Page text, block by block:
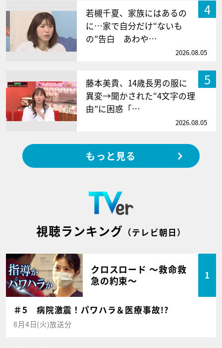
4
若槻千夏、家族にはあるの
に…家で自分だけ“ないも
の”告白 あわや…
2026.08.05
5
藤本美貴、14歳長男の服に
異変→聞かされた“4文字の理
由”に困惑「…
2026.08.05
もっと見る
視聴ランキング （テレビ朝日）
クロスロード ～救命救
急の約束～
1
＃5 病院激震！パワハラ＆医療事故!?
8月4日(火)放送分